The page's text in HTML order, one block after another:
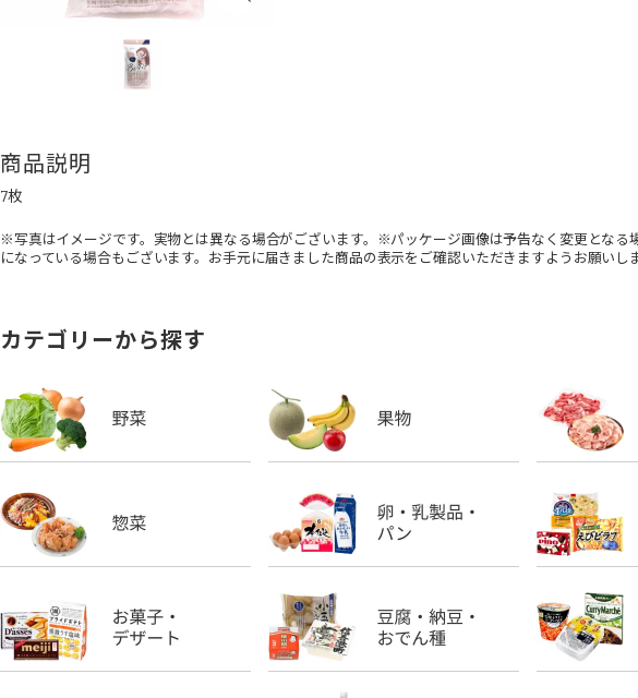
商品説明
7枚
※写真はイメージです。実物とは異なる場合がございます。※パッケージ画像は予告なく変更となる
になっている場合もございます。お手元に届きました商品の表示をご確認いただきますようお願いしま
カテゴリーから探す